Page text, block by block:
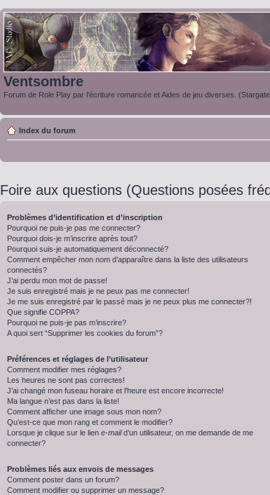
Ventsombre
Forum de Role Play par l'écriture romancée et Aides de jeu diverses.
Index du forum
Foire aux questions (Questions posées
Problèmes d’identification et d’inscription
Pourquoi ne puis-je pas me connecter?
Pourquoi dois-je m’inscrire après tout?
Pourquoi suis-je automatiquement déconnecté?
Comment empêcher mon nom d’apparaître dans la liste des utilisateurs
connectés?
J’ai perdu mon mot de passe!
Je suis enregistré mais je ne peux pas me connecter!
Je me suis enregistré par le passé mais je ne peux plus me connecter?!
Que signifie COPPA?
Pourquoi ne puis-je pas m’inscrire?
A quoi sert “Supprimer les cookies du forum”?
Préférences et réglages de l’utilisateur
Comment modifier mes réglages?
Les heures ne sont pas correctes!
J’ai changé mon fuseau horaire et l’heure est encore incorrecte!
Ma langue n’est pas dans la liste!
Comment afficher une image sous mon nom?
Qu’est-ce que mon rang et comment le modifier?
Lorsque je clique sur le lien e-maild’un utilisateur, on me demande de me
connecter?
Problèmes liés aux envois de messages
Comment poster dans un forum?
Comment modifier ou supprimer un message?